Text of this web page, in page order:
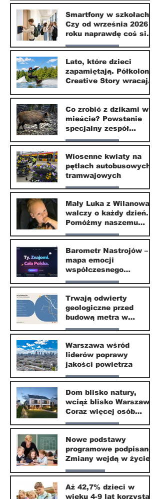
Zdrowie i uroda
1 lip
Smartfony w szkołach.
Czy od września 2026
roku naprawdę coś się
zmieni?
Nasze miasto
1 lip
Lato, które dzieci
zapamiętają. Półkolonie
Creative Story wracają
20 kwi
Co zrobić z dzikami w
mieście? Powstanie
specjalny zespół
ekspertów
Nasze miasto
20 kwi
Wiosenne kwiaty na
pętlach autobusowych i
tramwajowych
Nasze miasto
20 kwi
Mały Luka z Wilanowa
walczy o każdy dzień.
Pomóżmy naszemu
małemu sąsiadowi
odzyskać dzieciństwo
Nasze miasto
30 mar
Barometr Nastrojów –
mapa emocji
współczesnego
społeczeństwa
Nasze miasto
30 mar
Trwają odwierty
geologiczne przed
budową metra w
Wilanowie
Nasze miasto
24 mar
Warszawa wśród
liderów poprawy
jakości powietrza
Nasze miasto
24 mar
Dom blisko natury,
wciąż blisko Warszawy.
Coraz więcej osób
wybiera ten kierunek
Nasze miasto
20 mar
Nowe podstawy
programowe podpisane.
Zmiany wejdą w życie
od września 2026
Edukacja
Aż 42,7% dzieci w
wieku 4-9 lat korzysta